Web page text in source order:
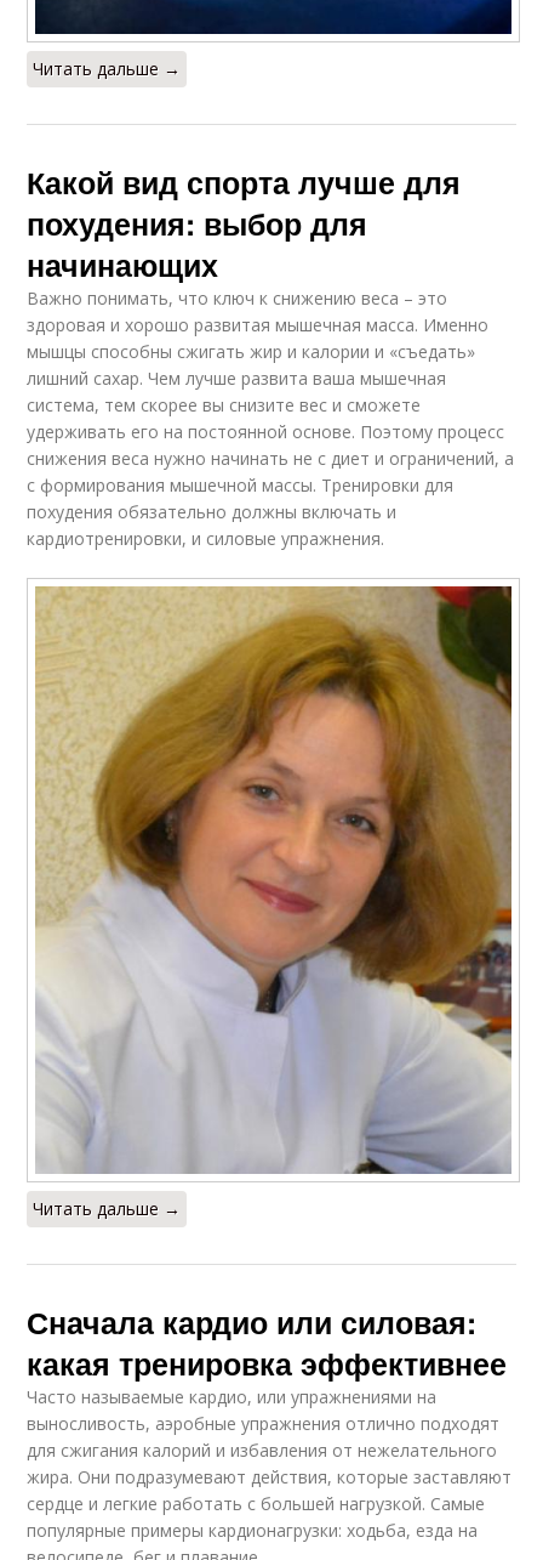
Читать дальше →
Какой вид спорта лучше для
похудения: выбор для
начинающих
Важно понимать, что ключ к снижению веса – это
здоровая и хорошо развитая мышечная масса. Именно
мышцы способны сжигать жир и калории и «съедать»
лишний сахар. Чем лучше развита ваша мышечная
система, тем скорее вы снизите вес и сможете
удерживать его на постоянной основе. Поэтому процесс
снижения веса нужно начинать не с диет и ограничений, а
с формирования мышечной массы. Тренировки для
похудения обязательно должны включать и
кардиотренировки, и силовые упражнения.
Читать дальше →
Сначала кардио или силовая:
какая тренировка эффективнее
Часто называемые кардио, или упражнениями на
выносливость, аэробные упражнения отлично подходят
для сжигания калорий и избавления от нежелательного
жира. Они подразумевают действия, которые заставляют
сердце и легкие работать с большей нагрузкой. Самые
популярные примеры кардионагрузки: ходьба, езда на